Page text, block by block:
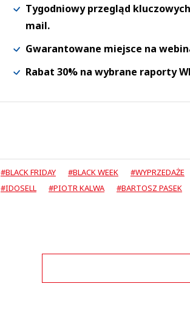
Tygodniowy przegląd
mail.
Gwarantowane miejsce na
Rabat 30% na wybrane raporty
#BLACK FRIDAY #BLACK WEEK #WYPRZEDAŻE
#IDOSELL
#PIOTR KALWA #BARTOSZ PASEK